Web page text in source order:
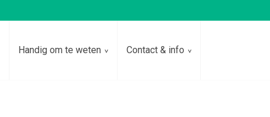
Handig om te weten Contact & info